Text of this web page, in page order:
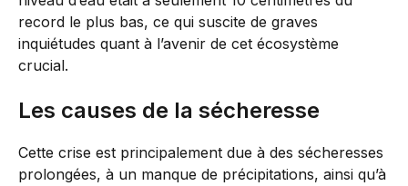
record le plus bas, ce qui suscite de graves
inquiétudes quant à l’avenir de cet écosystème
crucial.
Les causes de la sécheresse
Cette crise est principalement due à des sécheresses
prolongées, à un manque de précipitations, ainsi qu’à